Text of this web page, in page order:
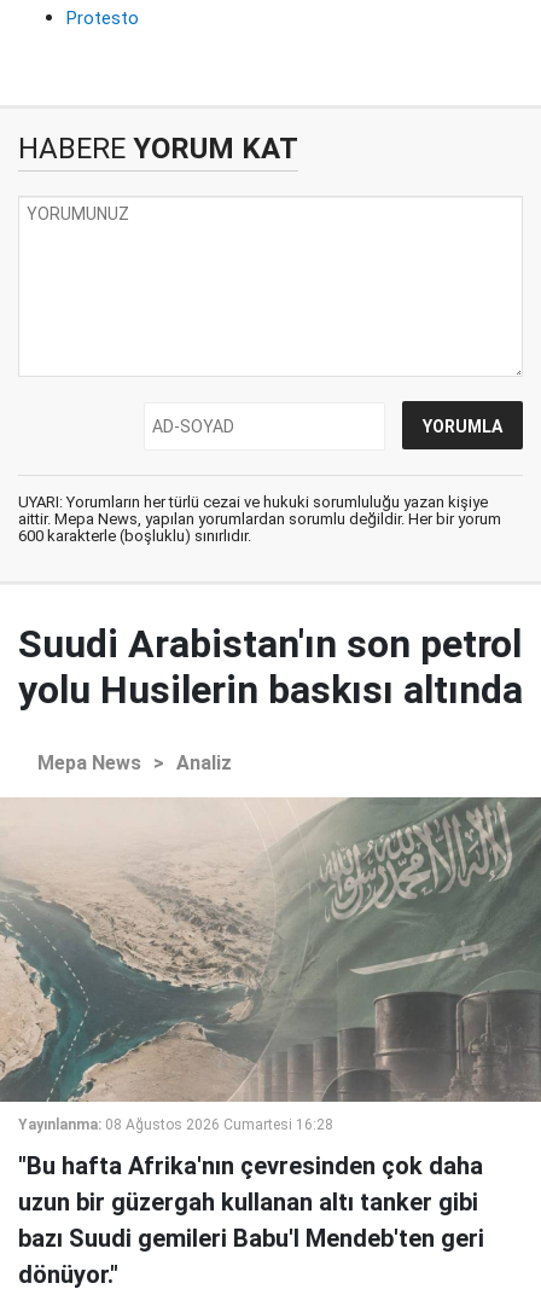
Protesto
HABERE YORUM KAT
UYARI: Yorumların her türlü cezai ve hukuki sorumluluğu yazan kişiye
aittir. Mepa News, yapılan yorumlardan sorumlu değildir. Her bir yorum
600 karakterle (boşluklu) sınırlıdır.
Suudi Arabistan'ın son petrol
yolu Husilerin baskısı altında
Mepa News > Analiz
Yayınlanma: 08 Ağustos 2026 Cumartesi 16:28
"Bu hafta Afrika'nın çevresinden çok daha
uzun bir güzergah kullanan altı tanker gibi
bazı Suudi gemileri Babu'l Mendeb'ten geri
dönüyor."